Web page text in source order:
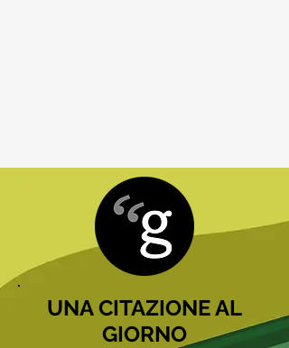
UNA CITAZIONE AL
GIORNO